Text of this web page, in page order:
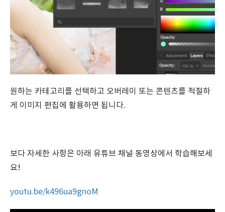
원하는 카테고리를 선택하고 오버레이 또는 콘텐츠를 적절하
게 이미지 편집에 활용하면 됩니다.
보다 자세한 사항은 아래 유튜브 채널 동영상에서 학습해보세
요!
youtu.be/k496ua9gnoM